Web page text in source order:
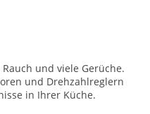
und viele Gerüche.
und Drehzahlreglern
in Ihrer Küche.